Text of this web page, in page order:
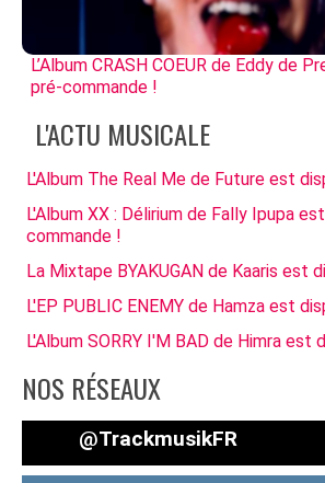
L’Album CRASH COEUR de Eddy de
pré-commande !
L'ACTU MUSICALE
L'Album The Real Me de Future est
L'Album XX : Délirium de Fally Ipupa
commande !
La Mixtape BYAKUGAN de Kaaris est
L'EP PUBLIC ENEMY de Hamza est
L'Album SORRY I'M BAD de Himra est
NOS RÉSEAUX
@TrackmusikFR